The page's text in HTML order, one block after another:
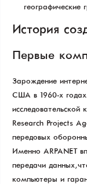
географические
История
Первые
Зарождение
США в 1960-х
исследовательской
Research Projects
передовых
Именно ARPANET
передачи данных»,
компьютеры и